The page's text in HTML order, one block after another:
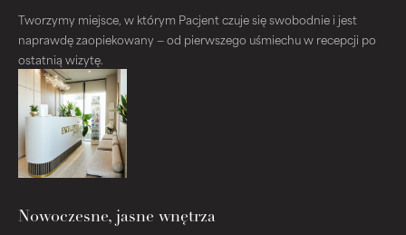
Tworzymy miejsce, w którym Pacjent czuje się swobodnie i jest
naprawdę zaopiekowany — od pierwszego uśmiechu w recepcji po
ostatnią wizytę.
Nowoczesne, jasne wnętrza